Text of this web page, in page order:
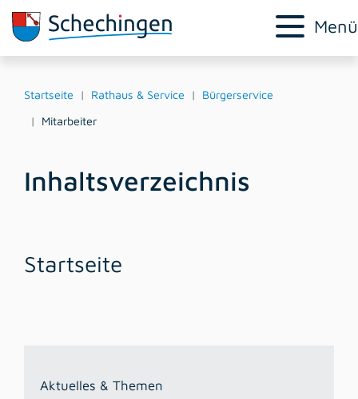
Menü
Startseite Rathaus & Service
Bürgerservice
Mitarbeiter
Inhaltsverzeichnis
Startseite
Aktuelles & Themen